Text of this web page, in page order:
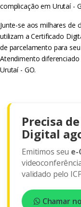
complicação em Urutaí -
Junte-se aos milhares de
utilizam a Certificado
de parcelamento para
Atendimento
Urutaí - GO.
Precisa
Digital
Emitimos seu e-
validado pelo
Chamar